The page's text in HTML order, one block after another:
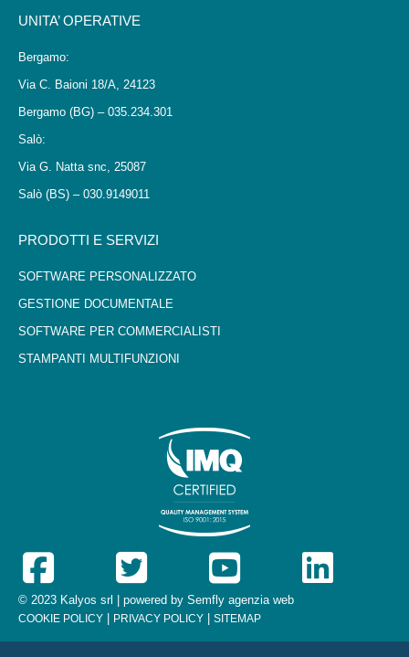
UNITA’ OPERATIVE
Bergamo:
Via C. Baioni 18/A, 24123
Bergamo (BG) – 035.234.301
Salò:
Via G. Natta snc, 25087
Salò (BS) – 030.9149011
PRODOTTI E SERVIZI
SOFTWARE PERSONALIZZATO
GESTIONE DOCUMENTALE
SOFTWARE PER COMMERCIALISTI
STAMPANTI MULTIFUNZIONI
© 2023 Kalyos srl | powered by Semfly agenzia web
COOKIE POLICY PRIVACY POLICY SITEMAP